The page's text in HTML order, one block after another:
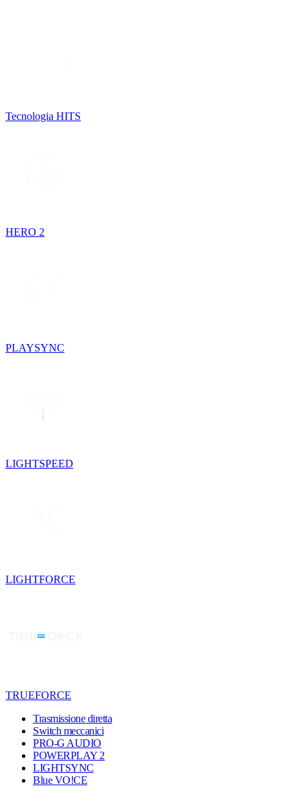
Tecnologia HITS
HERO 2
PLAYSYNC
LIGHTSPEED
LIGHTFORCE
TRUEFORCE
Trasmissione diretta
Switch meccanici
PRO-G AUDIO
POWERPLAY 2
LIGHTSYNC
Blue VO!CE